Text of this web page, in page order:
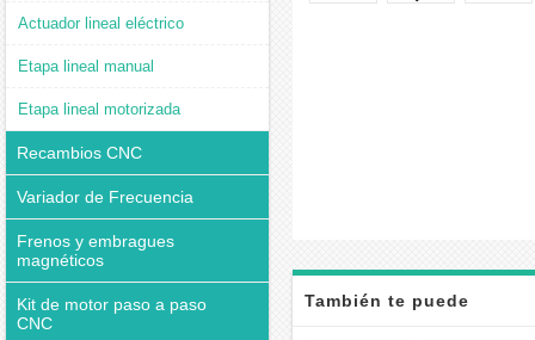
Actuador lineal eléctrico
Etapa lineal manual
Etapa lineal motorizada
Recambios CNC
Variador de Frecuencia
Frenos y embragues
magnéticos
Kit de motor paso a paso
CNC
También te puede